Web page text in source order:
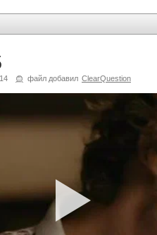
файл добавил ClearQuestion